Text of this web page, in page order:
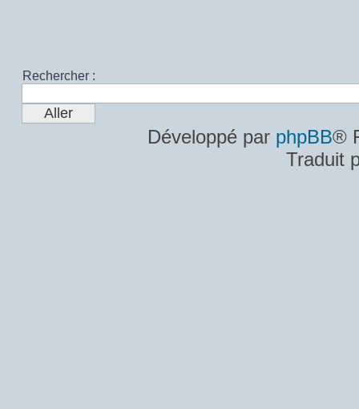
Rechercher :
Développé par phpBB®
Traduit